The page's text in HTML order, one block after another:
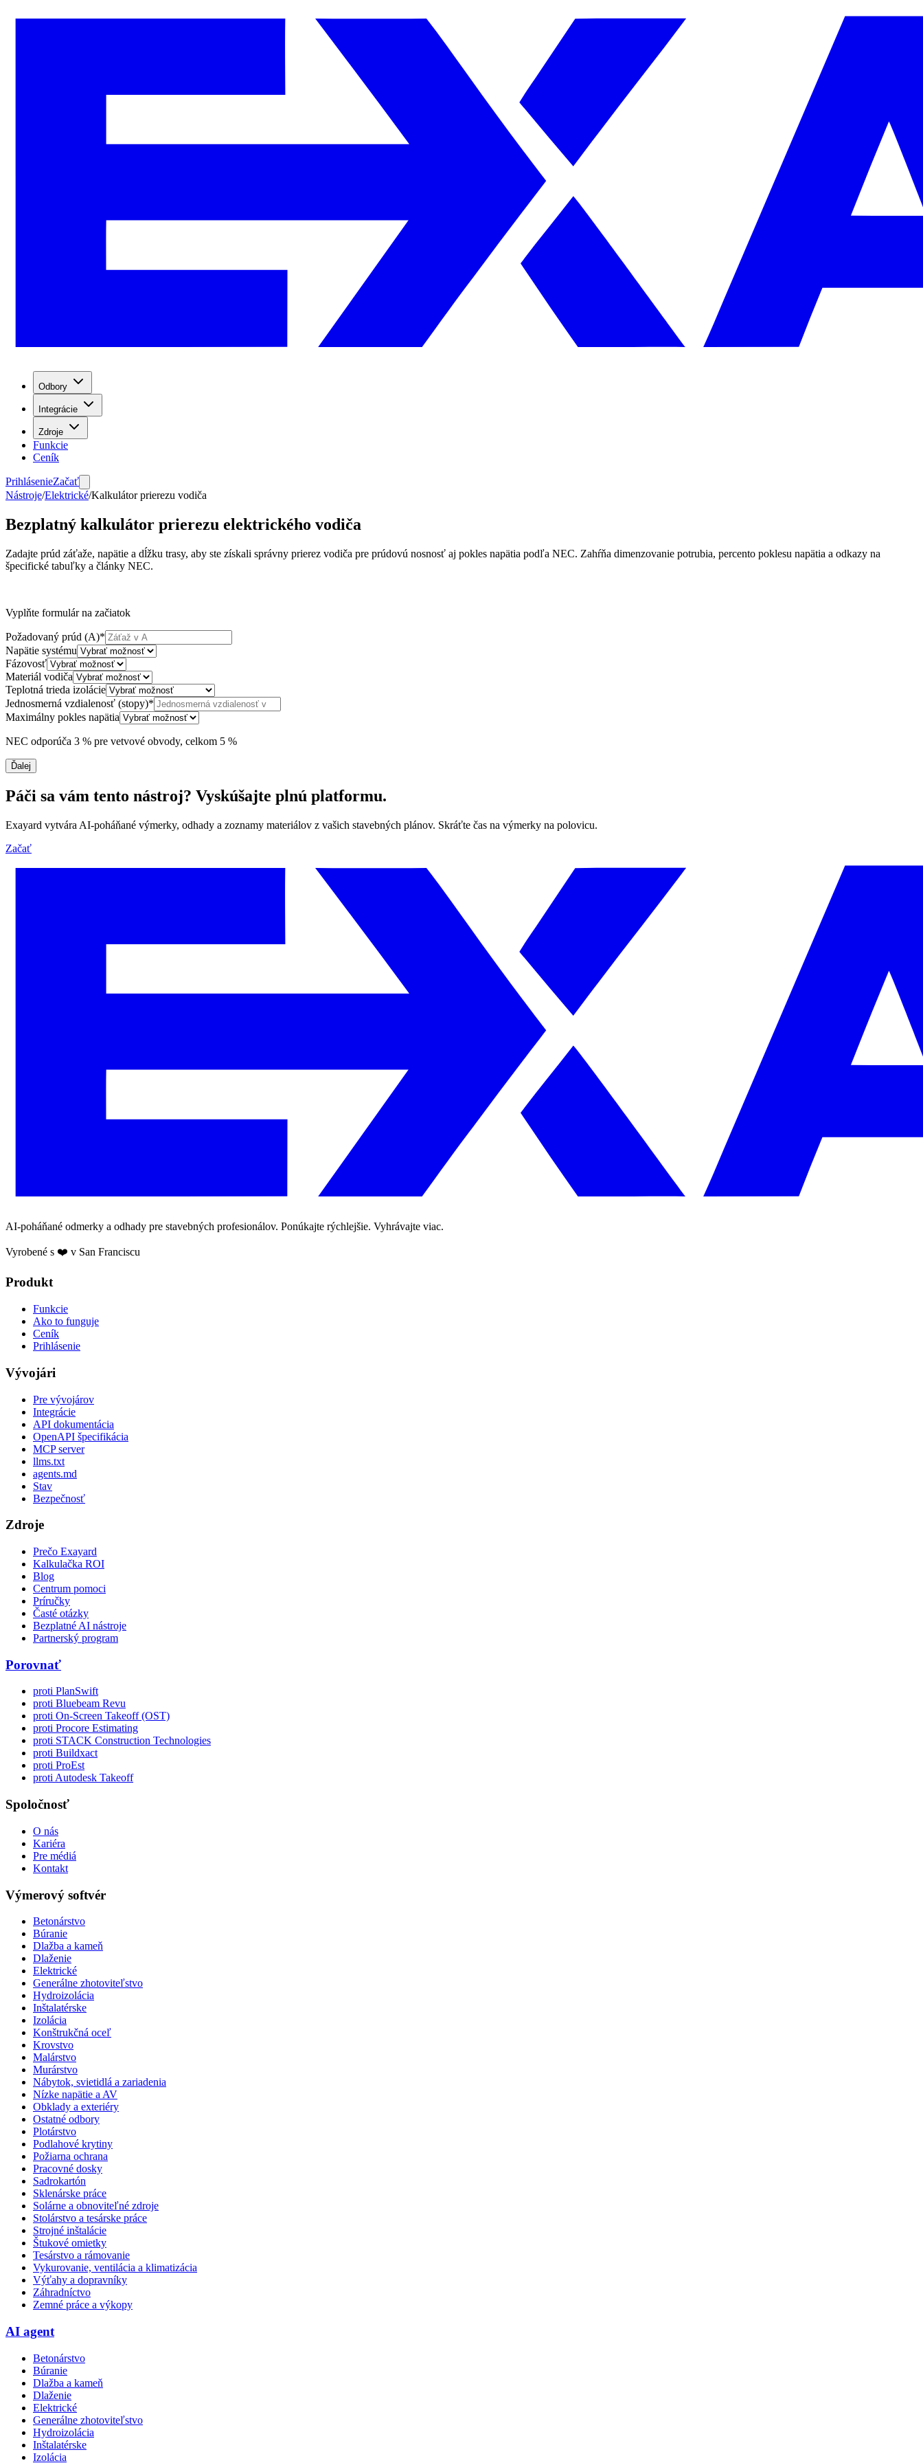
Odbory
Integrácie
Zdroje
Funkcie
Ceník
PrihlásenieZačať
Nástroje/Elektrické/Kalkulátor prierezu vodiča
Bezplatný kalkulátor prierezu elektrického vodiča
Zadajte prúd záťaže, napätie a dĺžku trasy, aby ste získali správny prierez vodiča pre prúdovú nosnosť aj pokles napätia podľa NEC. Zahŕňa dimenzovanie potrubia, percento poklesu napätia a odkazy na
špecifické tabuľky a články NEC.
Vyplňte formulár na začiatok
Požadovaný prúd (A)*
Napätie systému
Fázovosť
Materiál vodiča
Teplotná trieda izolácie
Jednosmerná vzdialenosť (stopy)*
Maximálny pokles napätia
NEC odporúča 3 % pre vetvové obvody, celkom 5 %
Ďalej
Páči sa vám tento nástroj? Vyskúšajte plnú platformu.
Exayard vytvára AI-poháňané výmerky, odhady a zoznamy materiálov z vašich stavebných plánov. Skráťte čas na výmerky na polovicu.
Začať
AI-poháňané odmerky a odhady pre stavebných profesionálov. Ponúkajte rýchlejšie. Vyhrávajte viac.
Vyrobené s ❤️ v San Franciscu
Produkt
Funkcie
Ako to funguje
Ceník
Prihlásenie
Vývojári
Pre vývojárov
Integrácie
API dokumentácia
OpenAPI špecifikácia
MCP server
llms.txt
agents.md
Stav
Bezpečnosť
Zdroje
Prečo Exayard
Kalkulačka ROI
Blog
Centrum pomoci
Príručky
Časté otázky
Bezplatné AI nástroje
Partnerský program
Porovnať
proti PlanSwift
proti Bluebeam Revu
proti On-Screen Takeoff (OST)
proti Procore Estimating
proti STACK Construction Technologies
proti Buildxact
proti ProEst
proti Autodesk Takeoff
Spoločnosť
O nás
Kariéra
Pre médiá
Kontakt
Výmerový softvér
Betonárstvo
Búranie
Dlažba a kameň
Dlaženie
Elektrické
Generálne zhotoviteľstvo
Hydroizolácia
Inštalatérske
Izolácia
Konštrukčná oceľ
Krovstvo
Malárstvo
Murárstvo
Nábytok, svietidlá a zariadenia
Nízke napätie a AV
Obklady a exteriéry
Ostatné odbory
Plotárstvo
Podlahové krytiny
Požiarna ochrana
Pracovné dosky
Sadrokartón
Sklenárske práce
Solárne a obnoviteľné zdroje
Stolárstvo a tesárske práce
Strojné inštalácie
Štukové omietky
Tesárstvo a rámovanie
Vykurovanie, ventilácia a klimatizácia
Výťahy a dopravníky
Záhradníctvo
Zemné práce a výkopy
AI agent
Betonárstvo
Búranie
Dlažba a kameň
Dlaženie
Elektrické
Generálne zhotoviteľstvo
Hydroizolácia
Inštalatérske
Izolácia